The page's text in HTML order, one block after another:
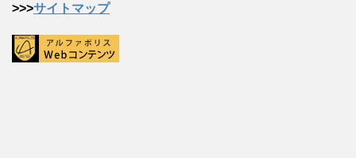
>>>サイトマップ